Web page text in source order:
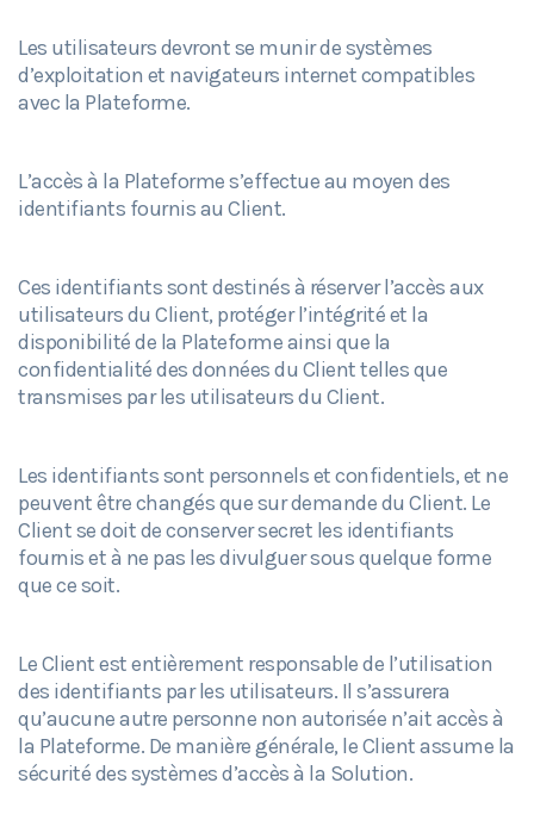
Les utilisateurs devront se munir de systèmes
d’exploitation et navigateurs internet compatibles
avec la Plateforme.
L’accès à la Plateforme s’effectue au moyen des
identifiants fournis au Client.
Ces identifiants sont destinés à réserver l’accès aux
utilisateurs du Client, protéger l’intégrité et la
disponibilité de la Plateforme ainsi que la
confidentialité des données du Client telles que
transmises par les utilisateurs du Client.
Les identifiants sont personnels et confidentiels, et ne
peuvent être changés que sur demande du Client. Le
Client se doit de conserver secret les identifiants
fournis et à ne pas les divulguer sous quelque forme
que ce soit.
Le Client est entièrement responsable de l’utilisation
des identifiants par les utilisateurs. Il s’assurera
qu’aucune autre personne non autorisée n’ait accès à
la Plateforme. De manière générale, le Client assume la
sécurité des systèmes d’accès à la Solution.